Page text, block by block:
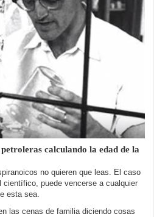
calculando la edad de la
no quieren que leas. El caso
puede vencerse a cualquier
esta sea.
las cenas de familia diciendo cosas